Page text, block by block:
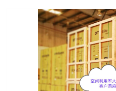
上海仓储配送
上海仓库代运营
上海第三方仓储